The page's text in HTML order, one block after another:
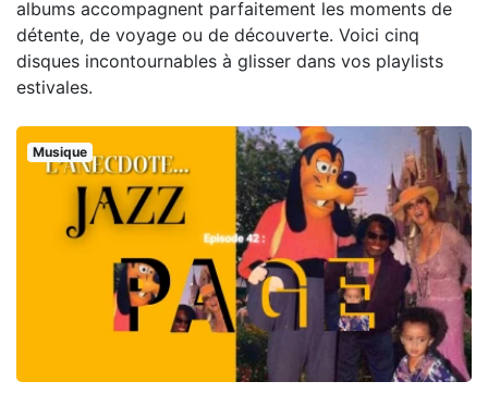
albums accompagnent parfaitement les moments de
détente, de voyage ou de découverte. Voici cinq
disques incontournables à glisser dans vos playlists
estivales.
Musique